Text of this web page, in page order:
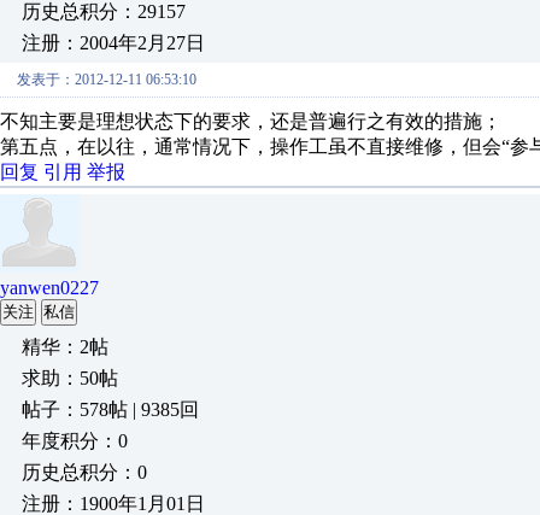
历史总积分：29157
注册：2004年2月27日
发表于：2012-12-11 06:53:10
不知主要是理想状态下的要求，还是普遍行之有效的措施；
第五点，在以往，通常情况下，操作工虽不直接维修，但会“参
回复 引用 举报
yanwen0227
关注 私信
精华：2帖
求助：50帖
帖子：578帖 | 9385回
年度积分：0
历史总积分：0
注册：1900年1月01日